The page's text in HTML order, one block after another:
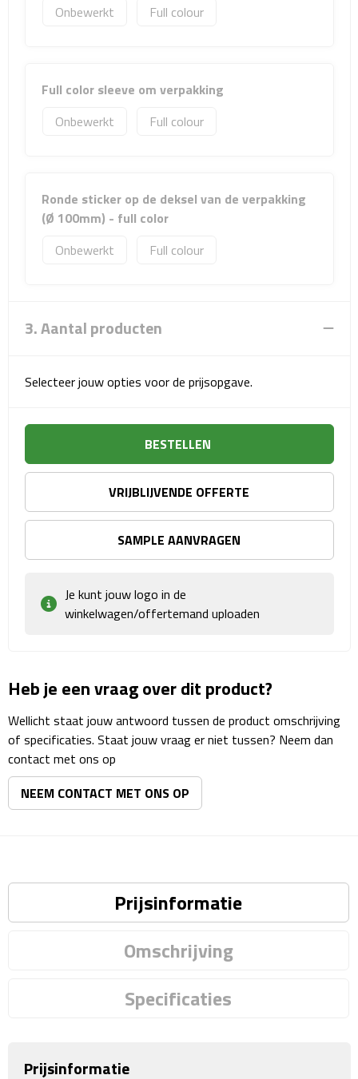
Matrozentassen
Reisbekers
Opbergtasjes
Bagageweegschalen
Bagageriemen
Reiskussens
Auto Accessoires
Auto luchtverfrissers
Auto onderhoud
Auto organizers
IJskrabbers
Parkeerschijven
Rijbewijs- & kentekenhoezen
USB autoladers
Fiets Accessoires
Fiets telefoonhouders
Onbewerkt
Full colour
Full color sleeve om verpakking
Onbewerkt
Full colour
Ronde sticker op de deksel van de verpakking
(Ø 100mm) - full color
Onbewerkt
Full colour
3. Aantal producten
Selecteer jouw opties voor de prijsopgave.
BESTELLEN
VRIJBLIJVENDE OFFERTE
SAMPLE AANVRAGEN
Je kunt jouw logo in de
winkelwagen/offertemand uploaden
Heb je een vraag over dit product?
Wellicht staat jouw antwoord tussen de product omschrijving
of specificaties. Staat jouw vraag er niet tussen? Neem dan
contact met ons op
NEEM CONTACT MET ONS OP
Prijsinformatie
Omschrijving
Specificaties
Prijsinformatie